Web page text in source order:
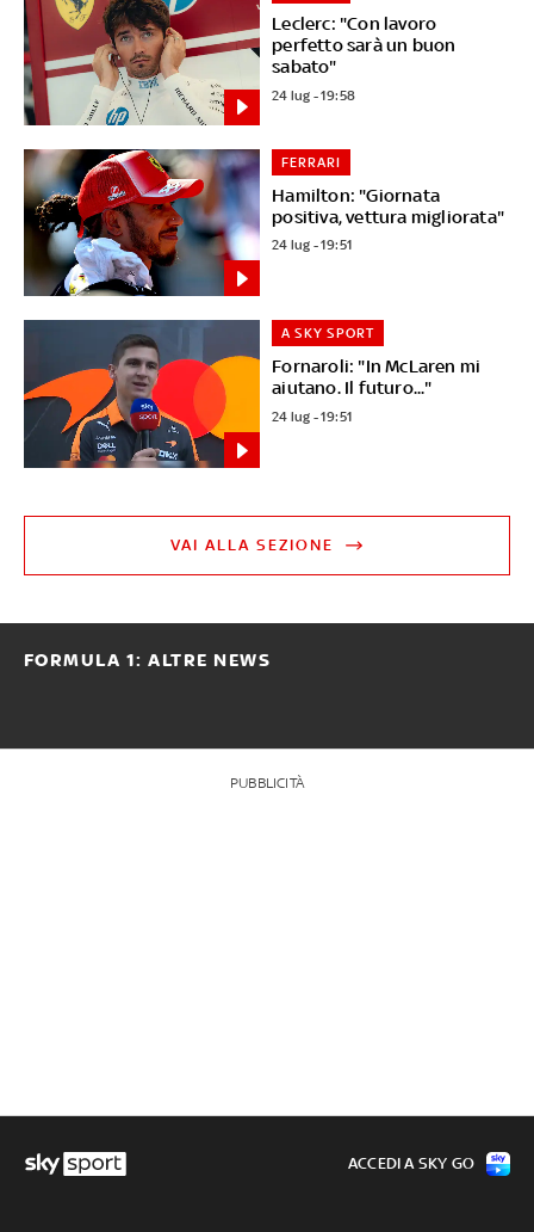
Leclerc: "Con lavoro
perfetto sarà un buon
sabato"
24 lug - 19:58
Hamilton: "Giornata
positiva, vettura migliorata"
FERRARI
24 lug - 19:51
Fornaroli: "In McLaren mi
aiutano. Il futuro..."
A SKY SPORT
24 lug - 19:51
VAI ALLA SEZIONE
FORMULA 1: ALTRE NEWS
PUBBLICITÀ
ACCEDI A SKY GO